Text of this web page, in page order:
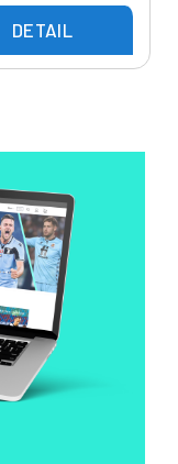
DETAIL